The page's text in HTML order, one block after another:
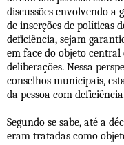
discussões envolvendo a
de inserções de políticas
deficiência, sejam
em face do objeto central
deliberações. Nessa
conselhos municipais,
da pessoa com
Segundo se sabe, até a
eram tratadas como